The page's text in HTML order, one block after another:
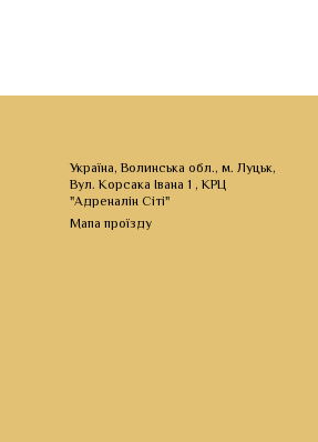
Україна, Волинська обл., м. Луцьк,
Вул. Корсака Івана 1 , КРЦ
"Адреналін Сіті"
Мапа проїзду